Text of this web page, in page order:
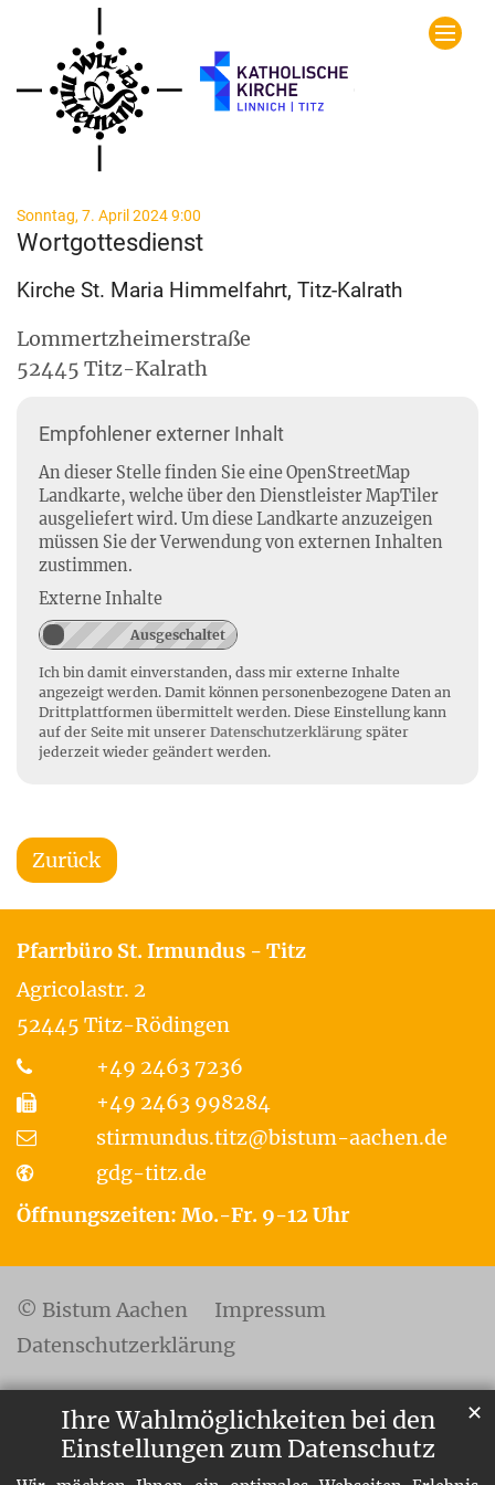
Ihre Wahlmöglichkeiten bei den
Einstellungen zum Datenschutz
✕
Zum Inhalt springen
Sonntag, 7. April 2024 9:00
Wortgottesdienst
Kirche St. Maria Himmelfahrt, Titz-Kalrath
Lommertzheimerstraße
52445 Titz-Kalrath
Empfohlener externer Inhalt
An dieser Stelle finden Sie eine OpenStreetMap
Landkarte, welche über den Dienstleister MapTiler
ausgeliefert wird. Um diese Landkarte anzuzeigen
müssen Sie der Verwendung von externen Inhalten
zustimmen.
Externe Inhalte
Ich bin damit einverstanden, dass mir externe Inhalte
angezeigt werden. Damit können personenbezogene Daten an
Drittplattformen übermittelt werden. Diese Einstellung kann
auf der Seite mit unserer Datenschutzerklärung später
jederzeit wieder geändert werden.
Zurück
Pfarrbüro St. Irmundus - Titz
Agricolastr. 2
52445 Titz-Rödingen
+49 2463 7236
+49 2463 998284
stirmundus.titz@bistum-aachen.de
gdg-titz.de
Öffnungszeiten: Mo.-Fr. 9-12 Uhr
© Bistum Aachen
Impressum
Datenschutzerklärung